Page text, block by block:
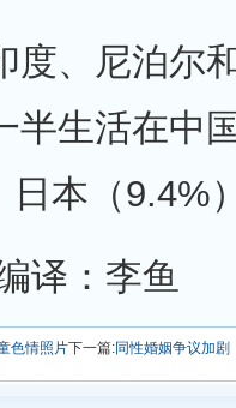
度、尼泊尔
半生活在中
日本（9.4%
译：李鱼
色情照片下一篇:同性婚姻争议加